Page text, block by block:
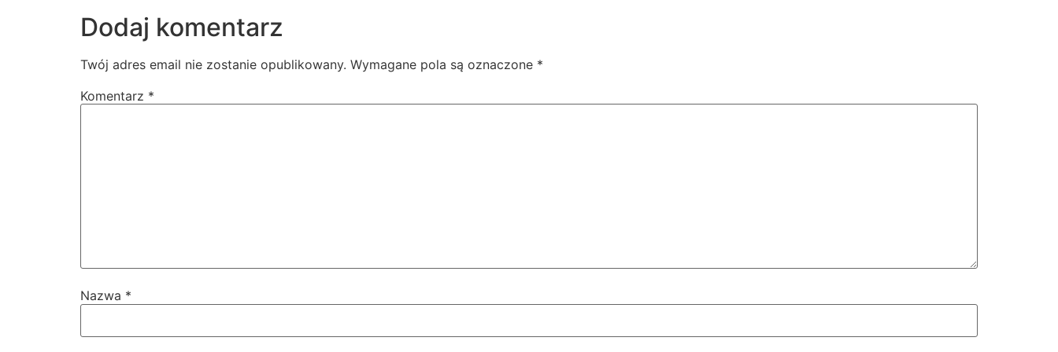
Dodaj komentarz
Twój adres email nie zostanie opublikowany. Wymagane pola są oznaczone *
Komentarz *
Nazwa *